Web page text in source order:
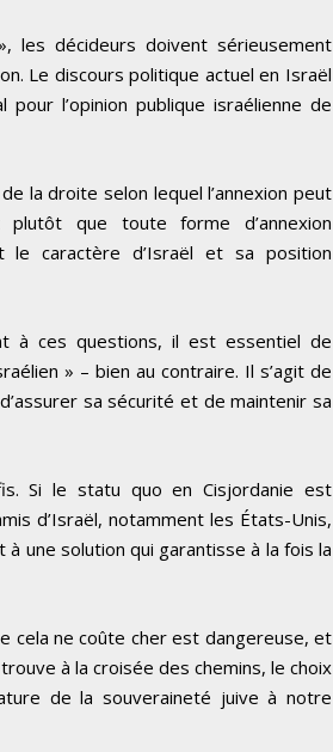
les décideurs doivent sérieusement
Le discours politique actuel en Israël
l’opinion publique israélienne de
la droite selon lequel l’annexion peut
que toute forme d’annexion
le caractère d’Israël et sa position
à ces questions, il est essentiel de
» – bien au contraire. Il s’agit de
sa sécurité et de maintenir sa
Si le statu quo en Cisjordanie est
d’Israël, notamment les États-Unis,
une solution qui garantisse à la fois la
cela ne coûte cher est dangereuse, et
à la croisée des chemins, le choix
de la souveraineté juive à notre